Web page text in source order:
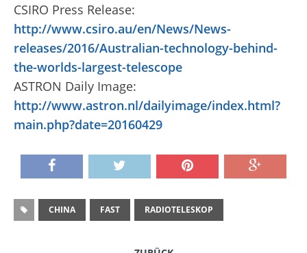
CSIRO Press Release:
http://www.csiro.au/en/News/News-
releases/2016/Australian-technology-behind-
the-worlds-largest-telescope
ASTRON Daily Image:
http://www.astron.nl/dailyimage/index.html?
main.php?date=20160429
CHINA FAST RADIOTELESKOP